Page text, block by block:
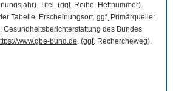
Titel. (ggf. Reihe, Heftnummer).
Tabelle. Erscheinungsort. ggf. Primärquelle:
Gesundheitsberichterstattung des Bundes
www.gbe-bund.de. (ggf. Rechercheweg).